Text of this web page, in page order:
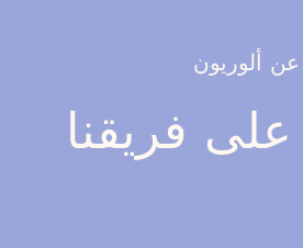
عن ألوريون
فريقنا